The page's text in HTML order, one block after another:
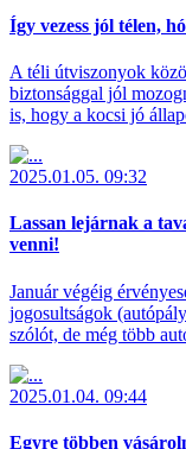
Így vezess jól télen,
A téli útviszonyok
biztonsággal jól
is, hogy a kocsi jó
2025.01.05. 09:32
Lassan lejárnak a
venni!
Január végéig
jogosultságok
szólót, de még több
2025.01.04. 09:44
Egyre többen